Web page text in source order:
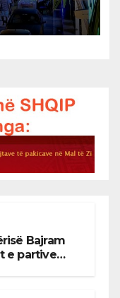
Bajram
e partive